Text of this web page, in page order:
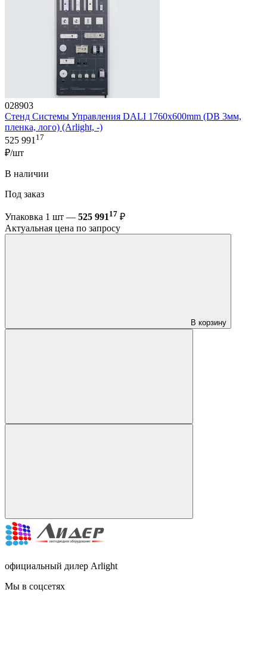
028903
Стенд Системы Управления DALI 1760x600mm (DB 3мм,
пленка, лого) (Arlight, -)
525 991 17
₽/шт
В наличии
Под заказ
Упаковка 1 шт — 525 99117 ₽
Актуальная цена по запросу
В корзину
официальный дилер Arlight
Мы в соцсетях